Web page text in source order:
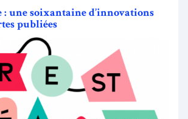
: une soixantaine d’innovations
publiées